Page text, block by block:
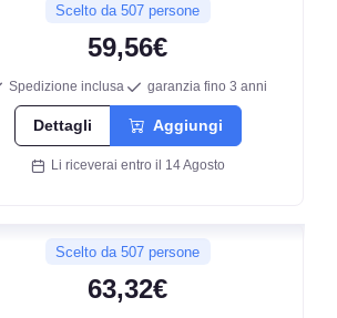
71db
Scelto da 507 persone
59,56€
Spedizione inclusa garanzia fino 3 anni
Dettagli Aggiungi
Li riceverai entro il 14 Agosto
Scelto da 507 persone
63,32€